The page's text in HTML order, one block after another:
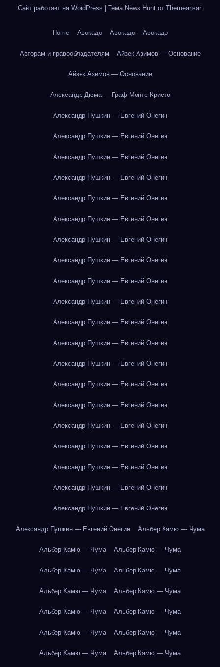
Сайт работает на WordPress Тема News Hunt от Themeansar.
Home Авокадо Авокадо Авокадо
Авторам и правообладателям Айзек Азимов — Основание
Айзек Азимов — Основание
Александр Дюма — Граф Монте-Кристо
Александр Пушкин — Евгений Онегин
Александр Пушкин — Евгений Онегин
Александр Пушкин — Евгений Онегин
Александр Пушкин — Евгений Онегин
Александр Пушкин — Евгений Онегин
Александр Пушкин — Евгений Онегин
Александр Пушкин — Евгений Онегин
Александр Пушкин — Евгений Онегин
Александр Пушкин — Евгений Онегин
Александр Пушкин — Евгений Онегин
Александр Пушкин — Евгений Онегин
Александр Пушкин — Евгений Онегин
Александр Пушкин — Евгений Онегин
Александр Пушкин — Евгений Онегин
Александр Пушкин — Евгений Онегин
Александр Пушкин — Евгений Онегин
Александр Пушкин — Евгений Онегин
Александр Пушкин — Евгений Онегин
Александр Пушкин — Евгений Онегин
Александр Пушкин — Евгений Онегин
Александр Пушкин — Евгений Онегин Альбер Камю — Чума
Альбер Камю — Чума Альбер Камю — Чума
Альбер Камю — Чума Альбер Камю — Чума
Альбер Камю — Чума Альбер Камю — Чума
Альбер Камю — Чума Альбер Камю — Чума
Альбер Камю — Чума Альбер Камю — Чума
Альбер Камю — Чума Альбер Камю — Чума